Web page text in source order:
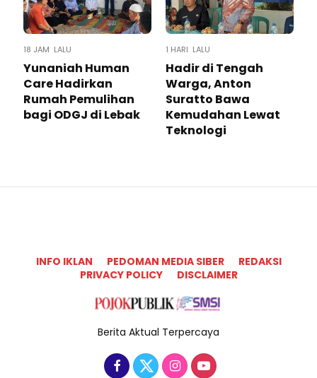
18 JAM LALU
Yunaniah Human
Care Hadirkan
Rumah Pemulihan
bagi ODGJ di Lebak
1 HARI LALU
Hadir di Tengah
Warga, Anton
Suratto Bawa
Kemudahan Lewat
Teknologi ​
INFO IKLAN PEDOMAN MEDIA SIBER
REDAKSI
PRIVACY POLICY
DISCLAIMER
Berita Aktual Terpercaya